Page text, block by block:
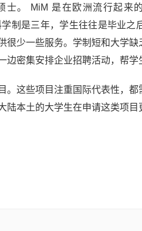
士。 MiM 是在欧洲流行起来
制是三年，学生往往是毕业之
少一些服务。学制短和大学
密集安排企业招聘活动，帮学
这些项目注重国际代表性，
本土的大学生在申请这类项